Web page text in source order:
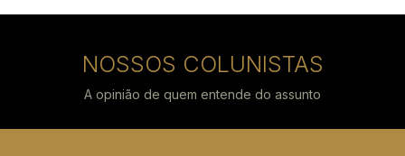
NOSSOS COLUNISTAS
A opinião de quem entende do assunto